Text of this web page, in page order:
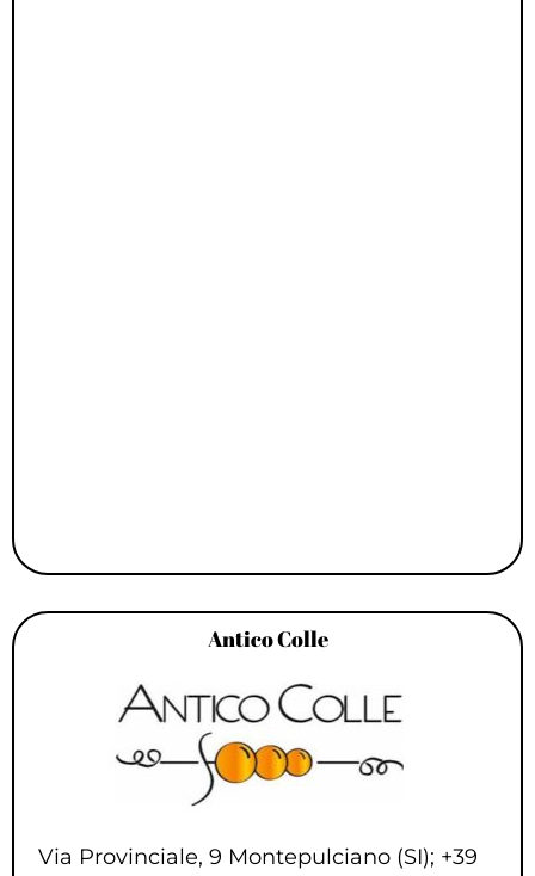
Antico Colle
Via Provinciale, 9 Montepulciano (SI); +39